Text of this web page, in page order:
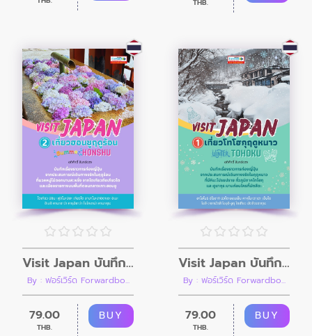
THB.
Visit Japan บันทึกเที่ยวญี่ปุ่น เล่ม 2 เที่ยวฮอนชูฤดูร้อน Summer HONSHU
By : ฟอร์เวิร์ด Forwardbo...
79.00
THB.
BUY
Visit Japan บันทึกเที่ยวญี่ปุ่น เล่ม 1 เที่ยวโทโฮกุฤดูหนาว Winter TOHOKU
By : ฟอร์เวิร์ด Forwardbo...
79.00
THB.
BUY